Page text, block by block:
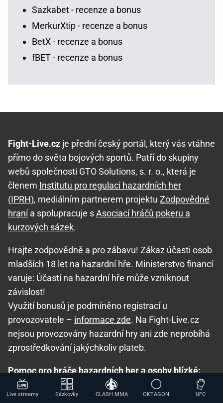
Sazkabet - recenze a bonus
MerkurXtip - recenze a bonus
BetX - recenze a bonus
fBET - recenze a bonus
Fight-Live.cz je přední český portál, který vás vtáhne
přímo do světa bojových sportů. Patří do skupiny
webů společnosti GTO Solutions, s. r. o., která je
členem Institutu pro regulaci hazardních her
(IPRH), mediálním partnerem projektu Zodpovědné
hranía spolupracuje sAsociací hráčů pokeru a
kurzových sázek.
Hrajte zodpovědně a pro zábavu! Zákaz účasti osob
mladších 18 let na hazardní hře. Ministerstvo financí
varuje: Účastí na hazardní hře může vzniknout
závislost!
Využití bonusů je podmíněno registrací u
provozovatele – informace zde. Na Fight-Live.cz
nejsou provozovány hazardní hry ani zde neprobíhá
zprostředkování jakýchkoliv plateb.
Pomoc pro hráče hazardních her a osoby blízké:
Seznam adiktologických služeb v ČR, Mapa
pomoci, Národní stránky pro snížení nebezpečí
Live streamy Sázkovky CLASH MMA OKTAGON UFC